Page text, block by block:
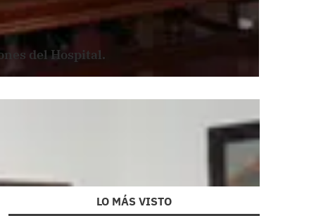
del Hospital.
LO MÁS VISTO